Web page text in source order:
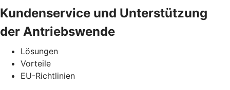
Kundenservice und Unterstützung
der Antriebswende
Lösungen
Vorteile
EU-Richtlinien